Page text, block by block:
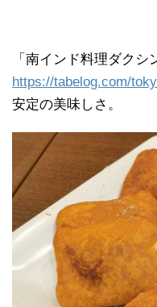
「南インド料理ダクシ
https://tabelog.com/
安定の美味しさ。